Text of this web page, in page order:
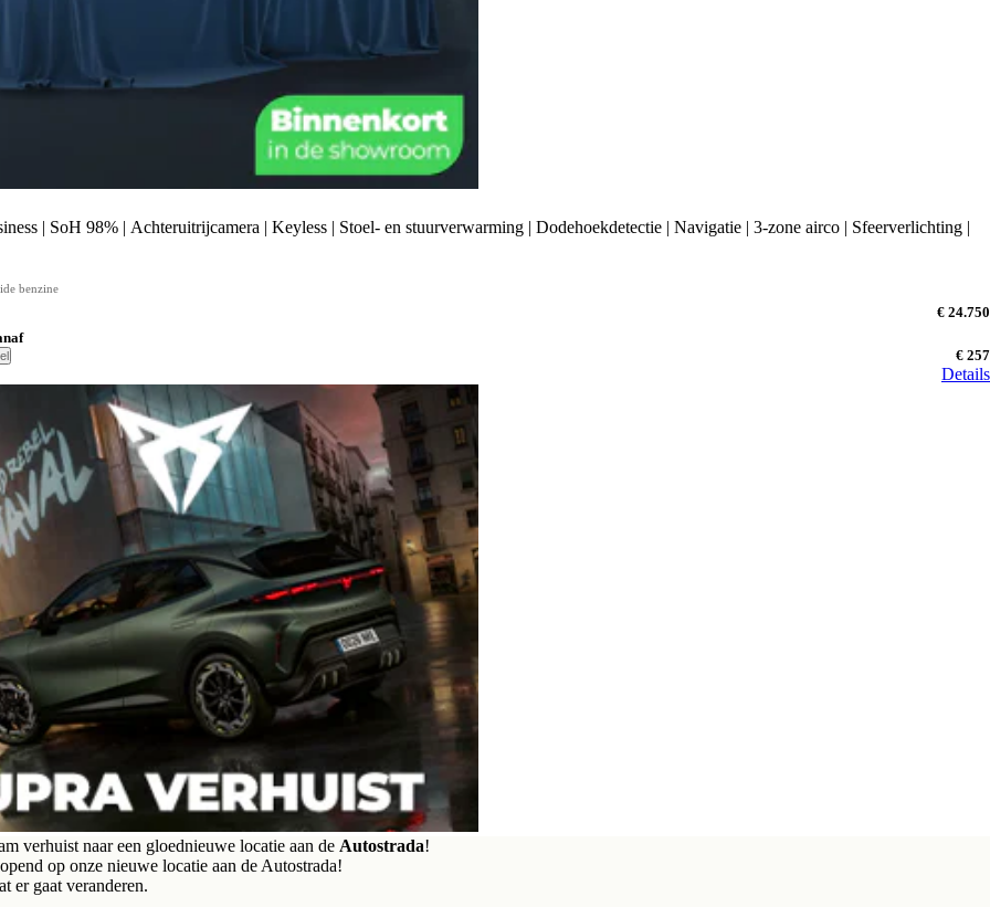
| SoH 98% | Achteruitrijcamera | Keyless | Stoel- en stuurverwarming | Dodehoekdetectie | Navigatie | 3-zone airco | Sfeerverlichting |
benzine
€ 24.750
€ 257
Details
verhuist naar een gloednieuwe locatie aan de Autostrada!
op onze nieuwe locatie aan de Autostrada!
er gaat veranderen.